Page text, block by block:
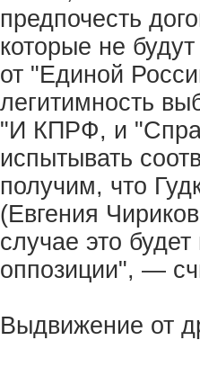
предпочесть
которые не
от "Единой
легитимность
"И КПРФ, и
испытывать
получим, что
(Евгения
случае это
оппозиции", —
Выдвижение от